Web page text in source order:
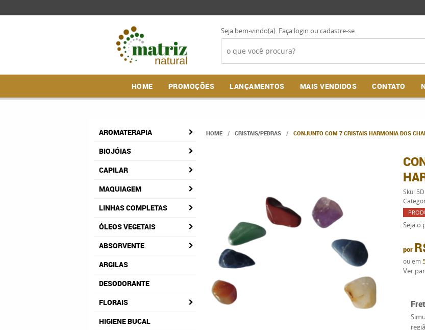
Seja bem-vindo(a). Faça login ou cadastre-se.
HOME PROMOÇÕES LANÇAMENTOS MAIS VENDIDOS CONTATO
AROMATERAPIA
BIOJÓIAS
CAPILAR
MAQUIAGEM
LINHAS COMPLETAS
ÓLEOS VEGETAIS
ABSORVENTE
ARGILAS
DESODORANTE
FLORAIS
HIGIENE BUCAL
HOME CRISTAIS/PEDRAS CONJUNTO COM 7 CRISTAIS HARMONIA DOS
Sku:
Seja o
por
ou em
Ver